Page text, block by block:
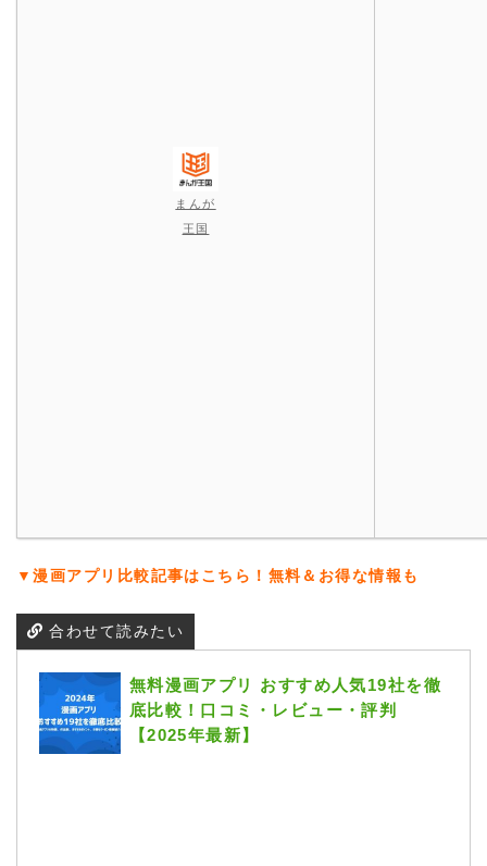
まんが
王国
▼漫画アプリ比較記事はこちら！無料＆お得な情報も
合わせて読みたい
無料漫画アプリ おすすめ人気19社を徹
底比較！口コミ・レビュー・評判
【2025年最新】